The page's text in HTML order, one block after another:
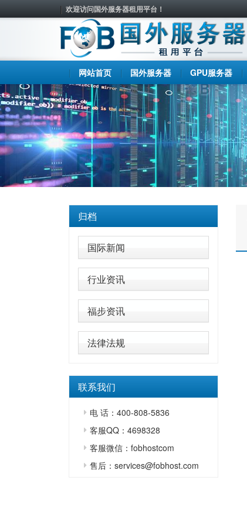
欢迎访问国外服务器租用平台！
网站首页 国外服务器 GPU服务器
归档
国际新闻
行业资讯
福步资讯
法律法规
联系我们
电 话：400-808-5836
客服QQ：4698328
客服微信：fobhostcom
售后：services@fobhost.com